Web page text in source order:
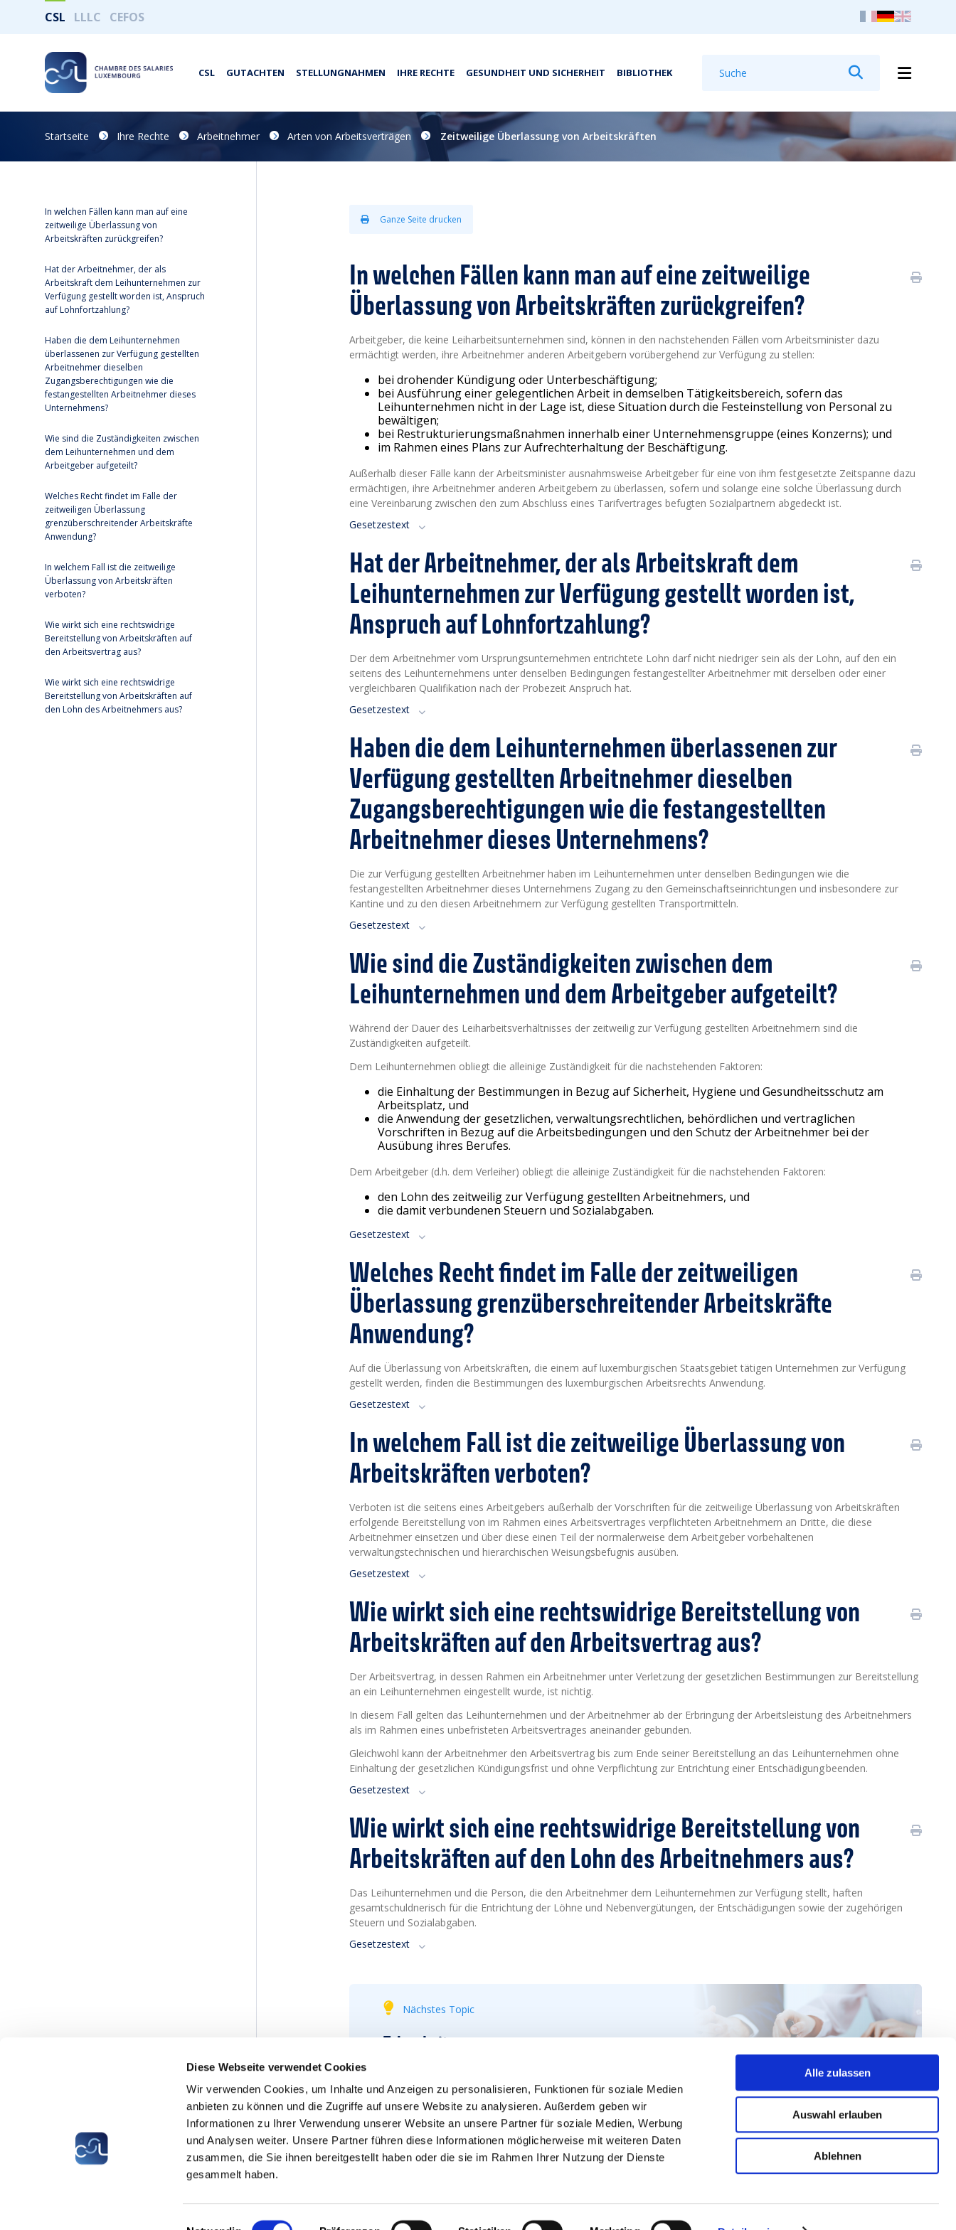
Diese Webseite verwendet Cookies
Wir verwenden Cookies, um Inhalte und Anzeigen zu personalisieren, Funktionen für soziale Medien
anbieten zu können und die Zugriffe auf unsere Website zu analysieren. Außerdem geben wir
Informationen zu Ihrer Verwendung unserer Website an unsere Partner für soziale Medien, Werbung
und Analysen weiter. Unsere Partner führen diese Informationen möglicherweise mit weiteren Daten
zusammen, die Sie ihnen bereitgestellt haben oder die sie im Rahmen Ihrer Nutzung der Dienste
gesammelt haben.
Einwilligungsauswahl
Alle zulassen
Auswahl erlauben
Ablehnen
CSL LLLC CEFOS
CSL GUTACHTEN STELLUNGNAHMEN IHRE RECHTE GESUNDHEIT UND SICHERHEIT BIBLIOTHEK
Startseite Ihre Rechte Arbeitnehmer Arten von Arbeitsverträgen Zeitweilige Überlassung von Arbeitskräften
In welchen Fällen kann man auf eine
zeitweilige Überlassung von
Arbeitskräften zurückgreifen?
Hat der Arbeitnehmer, der als
Arbeitskraft dem Leihunternehmen zur
Verfügung gestellt worden ist, Anspruch
auf Lohnfortzahlung?
Haben die dem Leihunternehmen
überlassenen zur Verfügung gestellten
Arbeitnehmer dieselben
Zugangsberechtigungen wie die
festangestellten Arbeitnehmer dieses
Unternehmens?
Wie sind die Zuständigkeiten zwischen
dem Leihunternehmen und dem
Arbeitgeber aufgeteilt?
Welches Recht findet im Falle der
zeitweiligen Überlassung
grenzüberschreitender Arbeitskräfte
Anwendung?
In welchem Fall ist die zeitweilige
Überlassung von Arbeitskräften
verboten?
Wie wirkt sich eine rechtswidrige
Bereitstellung von Arbeitskräften auf
den Arbeitsvertrag aus?
Wie wirkt sich eine rechtswidrige
Bereitstellung von Arbeitskräften auf
den Lohn des Arbeitnehmers aus?
Ganze Seite drucken
In welchen Fällen kann man auf eine zeitweilige
Überlassung von Arbeitskräften zurückgreifen?
Arbeitgeber, die keine Leiharbeitsunternehmen sind, können in den nachstehenden Fällen vom Arbeitsminister dazu
ermächtigt werden, ihre Arbeitnehmer anderen Arbeitgebern vorübergehend zur Verfügung zu stellen:
bei drohender Kündigung oder Unterbeschäftigung;
bei Ausführung einer gelegentlichen Arbeit in demselben Tätigkeitsbereich, sofern das
Leihunternehmen nicht in der Lage ist, diese Situation durch die Festeinstellung von Personal zu
bewältigen;
bei Restrukturierungsmaßnahmen innerhalb einer Unternehmensgruppe (eines Konzerns); und
im Rahmen eines Plans zur Aufrechterhaltung der Beschäftigung.
Außerhalb dieser Fälle kann der Arbeitsminister ausnahmsweise Arbeitgeber für eine von ihm festgesetzte Zeitspanne dazu
ermächtigen, ihre Arbeitnehmer anderen Arbeitgebern zu überlassen, sofern und solange eine solche Überlassung durch
eine Vereinbarung zwischen den zum Abschluss eines Tarifvertrages befugten Sozialpartnern abgedeckt ist.
Gesetzestext
Hat der Arbeitnehmer, der als Arbeitskraft dem
Leihunternehmen zur Verfügung gestellt worden ist,
Anspruch auf Lohnfortzahlung?
Der dem Arbeitnehmer vom Ursprungsunternehmen entrichtete Lohn darf nicht niedriger sein als der Lohn, auf den ein
seitens des Leihunternehmens unter denselben Bedingungen festangestellter Arbeitnehmer mit derselben oder einer
vergleichbaren Qualifikation nach der Probezeit Anspruch hat.
Gesetzestext
Haben die dem Leihunternehmen überlassenen zur
Verfügung gestellten Arbeitnehmer dieselben
Zugangsberechtigungen wie die festangestellten
Arbeitnehmer dieses Unternehmens?
Die zur Verfügung gestellten Arbeitnehmer haben im Leihunternehmen unter denselben Bedingungen wie die
festangestellten Arbeitnehmer dieses Unternehmens Zugang zu den Gemeinschaftseinrichtungen und insbesondere zur
Kantine und zu den diesen Arbeitnehmern zur Verfügung gestellten Transportmitteln.
Gesetzestext
Wie sind die Zuständigkeiten zwischen dem
Leihunternehmen und dem Arbeitgeber aufgeteilt?
Während der Dauer des Leiharbeitsverhältnisses der zeitweilig zur Verfügung gestellten Arbeitnehmern sind die
Zuständigkeiten aufgeteilt.
Dem Leihunternehmen obliegt die alleinige Zuständigkeit für die nachstehenden Faktoren:
die Einhaltung der Bestimmungen in Bezug auf Sicherheit, Hygiene und Gesundheitsschutz am
Arbeitsplatz, und
die Anwendung der gesetzlichen, verwaltungsrechtlichen, behördlichen und vertraglichen
Vorschriften in Bezug auf die Arbeitsbedingungen und den Schutz der Arbeitnehmer bei der
Ausübung ihres Berufes.
Dem Arbeitgeber (d.h. dem Verleiher) obliegt die alleinige Zuständigkeit für die nachstehenden Faktoren:
den Lohn des zeitweilig zur Verfügung gestellten Arbeitnehmers, und
die damit verbundenen Steuern und Sozialabgaben.
Gesetzestext
Welches Recht findet im Falle der zeitweiligen
Überlassung grenzüberschreitender Arbeitskräfte
Anwendung?
Auf die Überlassung von Arbeitskräften, die einem auf luxemburgischen Staatsgebiet tätigen Unternehmen zur Verfügung
gestellt werden, finden die Bestimmungen des luxemburgischen Arbeitsrechts Anwendung.
Gesetzestext
In welchem Fall ist die zeitweilige Überlassung von
Arbeitskräften verboten?
Verboten ist die seitens eines Arbeitgebers außerhalb der Vorschriften für die zeitweilige Überlassung von Arbeitskräften
erfolgende Bereitstellung von im Rahmen eines Arbeitsvertrages verpflichteten Arbeitnehmern an Dritte, die diese
Arbeitnehmer einsetzen und über diese einen Teil der normalerweise dem Arbeitgeber vorbehaltenen
verwaltungstechnischen und hierarchischen Weisungsbefugnis ausüben.
Gesetzestext
Wie wirkt sich eine rechtswidrige Bereitstellung von
Arbeitskräften auf den Arbeitsvertrag aus?
Der Arbeitsvertrag, in dessen Rahmen ein Arbeitnehmer unter Verletzung der gesetzlichen Bestimmungen zur Bereitstellung
an ein Leihunternehmen eingestellt wurde, ist nichtig.
In diesem Fall gelten das Leihunternehmen und der Arbeitnehmer ab der Erbringung der Arbeitsleistung des Arbeitnehmers
als im Rahmen eines unbefristeten Arbeitsvertrages aneinander gebunden.
Gleichwohl kann der Arbeitnehmer den Arbeitsvertrag bis zum Ende seiner Bereitstellung an das Leihunternehmen ohne
Einhaltung der gesetzlichen Kündigungsfrist und ohne Verpflichtung zur Entrichtung einer Entschädigung beenden.
Gesetzestext
Wie wirkt sich eine rechtswidrige Bereitstellung von
Arbeitskräften auf den Lohn des Arbeitnehmers aus?
Das Leihunternehmen und die Person, die den Arbeitnehmer dem Leihunternehmen zur Verfügung stellt, haften
gesamtschuldnerisch für die Entrichtung der Löhne und Nebenvergütungen, der Entschädigungen sowie der zugehörigen
Steuern und Sozialabgaben.
Gesetzestext
Nächstes Topic
Telearbeit